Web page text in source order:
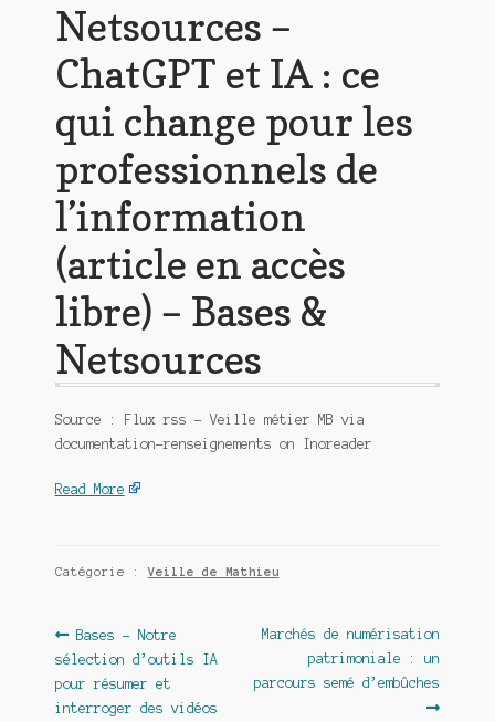
Netsources –
ChatGPT et IA : ce
qui change pour les
professionnels de
l’information
(article en accès
libre) – Bases &
Netsources
Source : Flux rss – Veille métier MB via
documentation-renseignements on Inoreader
Read More
Catégorie :Veille de Mathieu
Navigation
de
l’article
Article
précédent :
Bases – Notre
sélection d’outils IA
pour résumer et
interroger des vidéos
Article
suivant :
Marchés de numérisation
patrimoniale : un
parcours semé d’embûches